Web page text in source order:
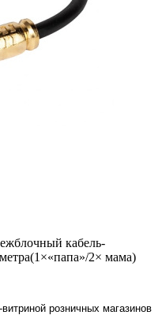
кабель-
2× мама)
розничных магазинов